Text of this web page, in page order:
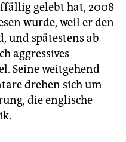
gelebt hat, 2008
wurde, weil er den
und spätestens ab
aggressives
Seine weitgehend
drehen sich um
die englische